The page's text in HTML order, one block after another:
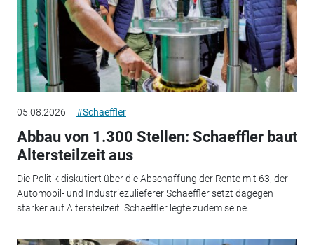
05.08.2026 #Schaeffler
Abbau von 1.300 Stellen: Schaeffler baut
Altersteilzeit aus
Die Politik diskutiert über die Abschaffung der Rente mit 63, der
Automobil- und Industriezulieferer Schaeffler setzt dagegen
stärker auf Altersteilzeit. Schaeffler legte zudem seine...